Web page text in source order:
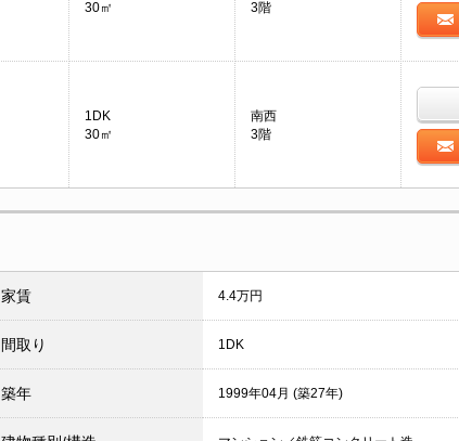
30㎡
3階
1DK
30㎡
南西
3階
家賃 4.4万円
間取り 1DK
築年 1999年04月 (築27年)